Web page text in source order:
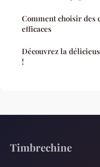
Comment choisir des
efficaces
Découvrez la
!
Timbrechine